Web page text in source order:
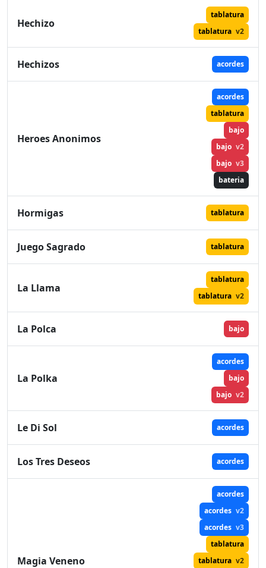
Hechizo
tablatura
tablatura v2
Hechizos acordes
Heroes Anonimos
acordes
tablatura
bajo
bajo v2
bajo v3
bateria
Hormigas tablatura
Juego Sagrado tablatura
La Llama
tablatura
tablatura v2
La Polca bajo
La Polka
acordes
bajo
bajo v2
Le Di Sol acordes
Los Tres Deseos acordes
Magia Veneno
acordes
acordes v2
acordes v3
tablatura
tablatura v2